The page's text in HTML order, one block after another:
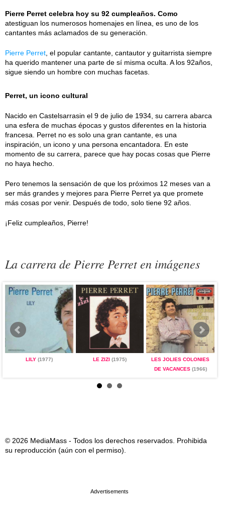
Pierre Perret celebra hoy su 92 cumpleaños. Como
atestiguan los numerosos homenajes en línea, es uno de los
cantantes más aclamados de su generación.
Pierre Perret , el popular cantante, cantautor y guitarrista siempre
ha querido mantener una parte de sí misma oculta. A los 92años,
sigue siendo un hombre con muchas facetas.
Perret, un icono cultural
Nacido en Castelsarrasin el 9 de julio de 1934, su carrera abarca
una esfera de muchas épocas y gustos diferentes en la historia
francesa. Perret no es solo una gran cantante, es una
inspiración, un icono y una persona encantadora. En este
momento de su carrera, parece que hay pocas cosas que Pierre
no haya hecho.
Pero tenemos la sensación de que los próximos 12 meses van a
ser más grandes y mejores para Pierre Perret ya que promete
más cosas por venir. Después de todo, solo tiene 92 años.
¡Feliz cumpleaños, Pierre!
La carrera de Pierre Perret en imágenes
LILY(1977) LE ZIZI(1975)
LES JOLIES COLONIES
DE VACANCES(1966)
© 2026 MediaMass - Todos los derechos reservados. Prohibida
su reproducción (aún con el permiso).